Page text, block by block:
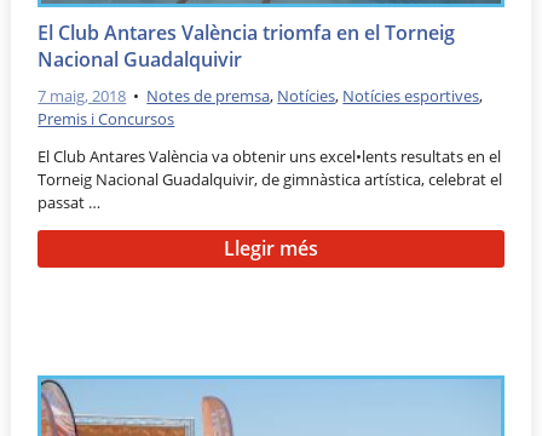
El Club Antares València triomfa en el Torneig
Nacional Guadalquivir
7 maig, 2018 • Notes de premsa, Notícies, Notícies esportives,
Premis i Concursos
El Club Antares València va obtenir uns excel•lents resultats en el
Torneig Nacional Guadalquivir, de gimnàstica artística, celebrat el
passat …
Llegir més